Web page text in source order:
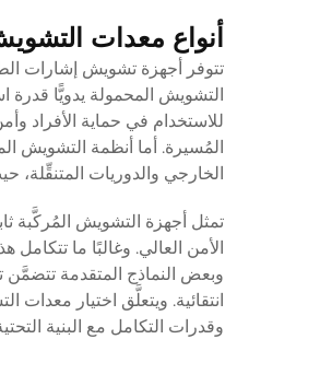
أنواع معدات
تتوفر أجهزة تشويش إشارات
التشويش المحمولة يدويًّا
للاستخدام في حماية الأفراد
المُسيرة. أما أنظمة التشويش
الخارجي والدوريات
تمثل أجهزة التشويش المُركَّبة
الأمن العالي. وغالبًا ما
وبعض النماذج المتقدمة
انتقائية. ويتعلَّق اختيار
وقدرات التكامل مع البنية